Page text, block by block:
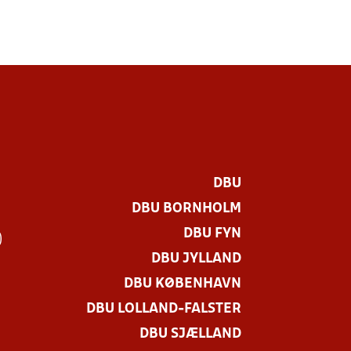
DBU
DBU BORNHOLM
DBU FYN
DBU JYLLAND
DBU KØBENHAVN
DBU LOLLAND-FALSTER
DBU SJÆLLAND